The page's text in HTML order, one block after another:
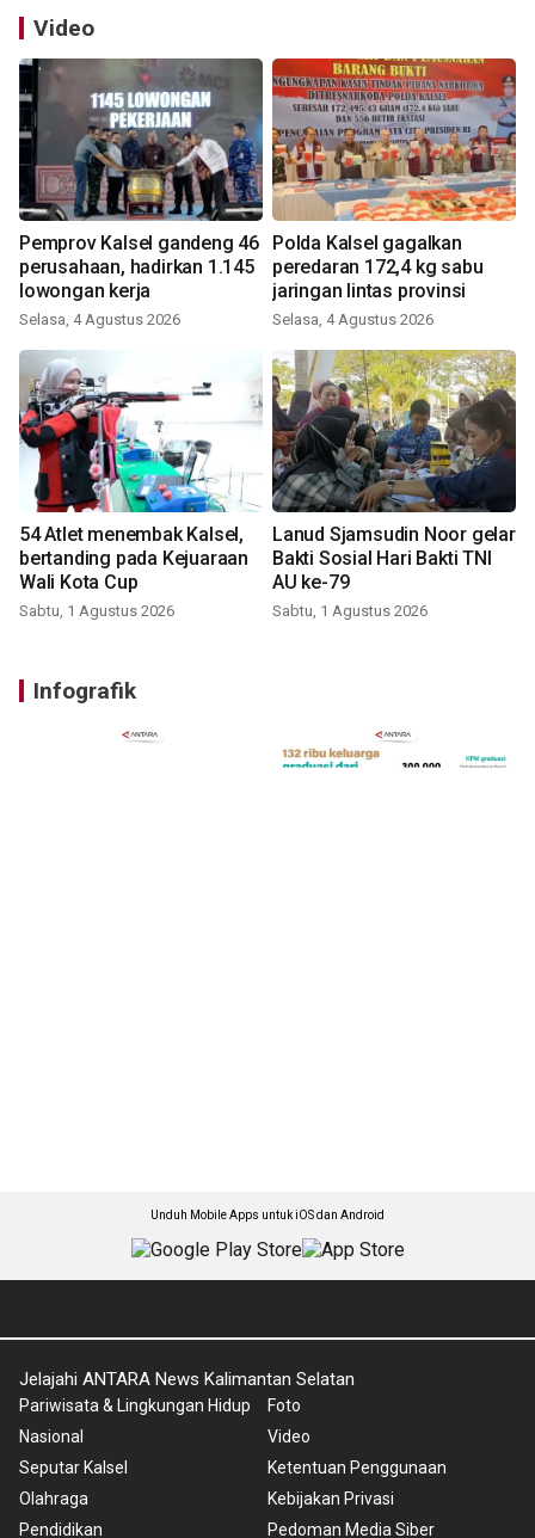
Video
Pemprov Kalsel gandeng 46
perusahaan, hadirkan 1.145
lowongan kerja
Selasa, 4 Agustus 2026
Polda Kalsel gagalkan
peredaran 172,4 kg sabu
jaringan lintas provinsi
Selasa, 4 Agustus 2026
54 Atlet menembak Kalsel,
bertanding pada Kejuaraan
Wali Kota Cup
Sabtu, 1 Agustus 2026
Lanud Sjamsudin Noor gelar
Bakti Sosial Hari Bakti TNI
AU ke-79
Sabtu, 1 Agustus 2026
Infografik
Unduh Mobile Apps untuk iOS dan Android
Jelajahi ANTARA News Kalimantan Selatan
Pariwisata & Lingkungan Hidup
Nasional
Seputar Kalsel
Olahraga
Pendidikan
Foto
Video
Ketentuan Penggunaan
Kebijakan Privasi
Pedoman Media Siber